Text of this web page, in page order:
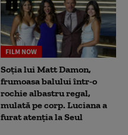
FILM NOW
Soția lui Matt Damon,
frumoasa balului într-o
rochie albastru regal,
mulată pe corp. Luciana a
furat atenția la Seul